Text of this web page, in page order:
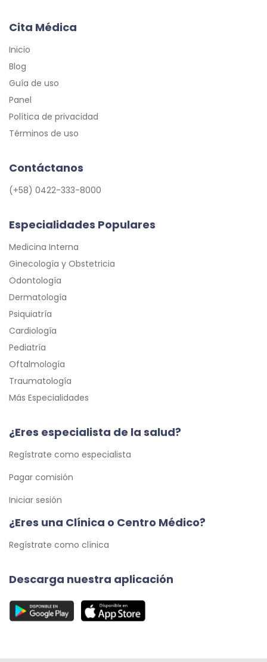
Cita Médica
Inicio
Blog
Guía de uso
Panel
Política de privacidad
Términos de uso
Contáctanos
(+58) 0422-333-8000
Especialidades Populares
Medicina Interna
Ginecología y Obstetricia
Odontología
Dermatología
Psiquiatría
Cardiología
Pediatría
Oftalmología
Traumatología
Más Especialidades
¿Eres especialista de la salud?
Regístrate como especialista
Pagar comisión
Iniciar sesión
¿Eres una Clínica o Centro Médico?
Regístrate como clínica
Descarga nuestra aplicación